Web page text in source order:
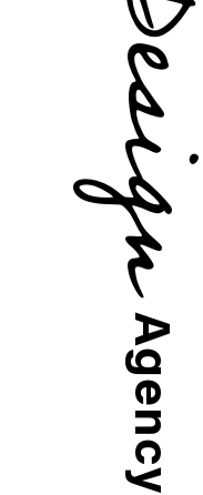
Agency